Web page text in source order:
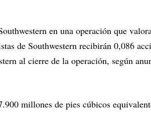
en una operación que
de Southwestern recibirán 0,086
al cierre de la operación, según
millones de pies cúbicos